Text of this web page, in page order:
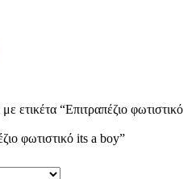
ετικέτα “Επιτραπέζιο φωτιστικό
φωτιστικό its a boy”